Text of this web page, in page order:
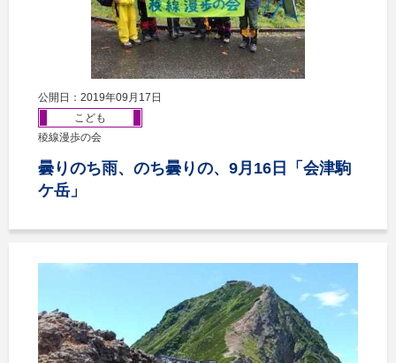
公開日：2019年09月17日
こども
稜線漫歩の会
曇りのち雨、のち曇りの、9月16日「会津駒
ケ岳」